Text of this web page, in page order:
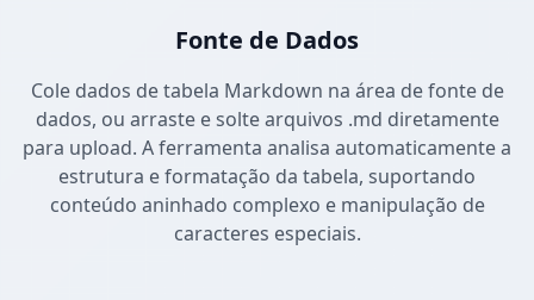
Fonte de Dados
Cole dados de tabela Markdown na área de fonte de
dados, ou arraste e solte arquivos .md diretamente
para upload. A ferramenta analisa automaticamente a
estrutura e formatação da tabela, suportando
conteúdo aninhado complexo e manipulação de
caracteres especiais.